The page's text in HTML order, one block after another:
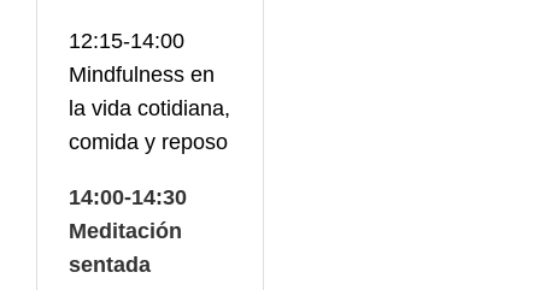
12:15-14:00
Mindfulness en
la vida cotidiana,
comida y reposo
14:00-14:30
Meditación
sentada